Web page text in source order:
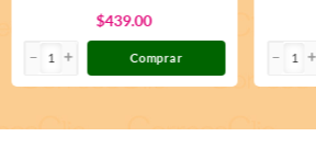
$439.00
Comprar